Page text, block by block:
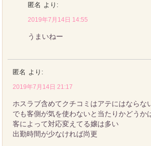
匿名 より:
2019年7月14日 14:55
うまいねー
匿名 より:
2019年7月14日 21:17
ホスラブ含めてクチコミはアテにはならな
でも客側が気を使わないと当たりかどうか
客によって対応変えてる嬢は多い
出勤時間が少なければ尚更